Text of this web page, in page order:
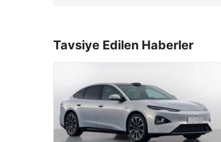
Tavsiye Edilen Haberler